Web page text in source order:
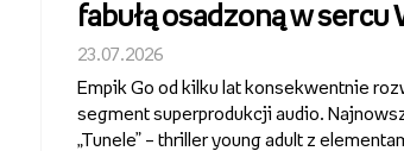
fabułą osadzoną w sercu
23.07.2026
Empik Go od kilku lat konsekwentnie
segment superprodukcji audio.
„Tunele” – thriller young adult z